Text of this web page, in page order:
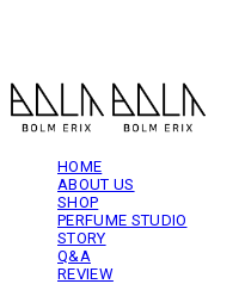
HOME
ABOUT US
SHOP
PERFUME STUDIO
STORY
Q&A
REVIEW